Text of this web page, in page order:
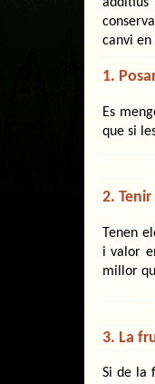
canvi
1.
Es
que si
2.
Tenen
i valor
millor
3. La
Si de la